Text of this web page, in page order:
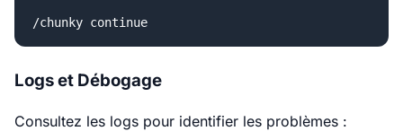
/chunky continue
Logs et Débogage
Consultez les logs pour identifier les problèmes :